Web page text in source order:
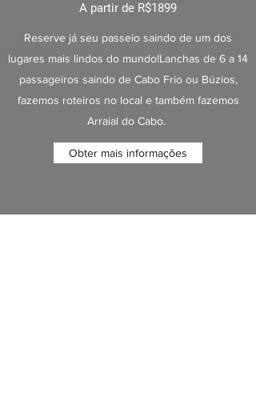
A partir de R$1899
Reserve já seu passeio saindo de um dos
lugares mais lindos do mundo!Lanchas de 6 a 14
passageiros saindo de Cabo Frio ou Búzios,
fazemos roteiros no local e também fazemos
Arraial do Cabo.
Obter mais informações